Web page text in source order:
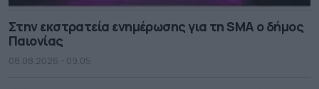
Στην εκστρατεία ενημέρωσης για τη SMA ο δήμος
Παιονίας
08.08.2026 - 09.05